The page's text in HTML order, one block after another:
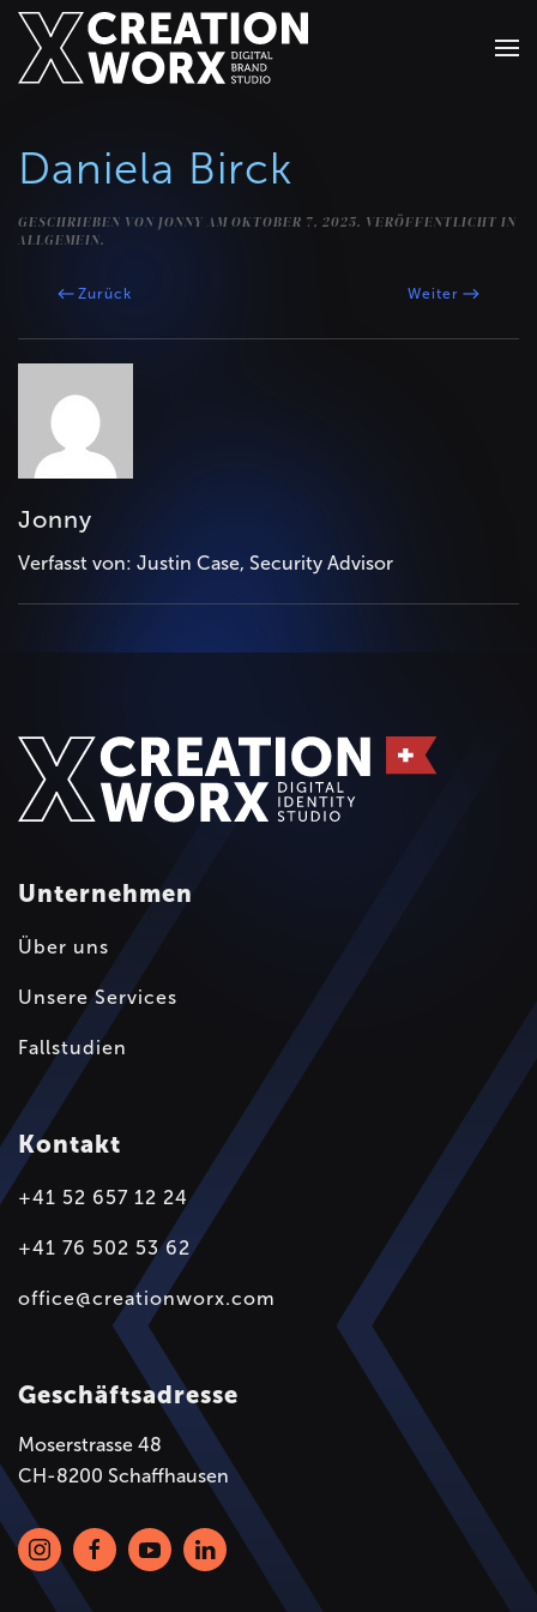
Zum Hauptinhalt springen
Daniela Birck
GESCHRIEBEN VON JONNY AM OKTOBER 7, 2025. VERÖFFENTLICHT IN
ALLGEMEIN.
Zurück Weiter
Jonny
Verfasst von: Justin Case, Security Advisor
Unternehmen
Über uns
Unsere Services
Fallstudien
Kontakt
+41 52 657 12 24
+41 76 502 53 62
office@creationworx.com
Geschäftsadresse
Moserstrasse 48
CH-8200 Schaffhausen